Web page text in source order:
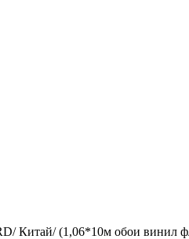
Китай/ (1,06*10м обои винил